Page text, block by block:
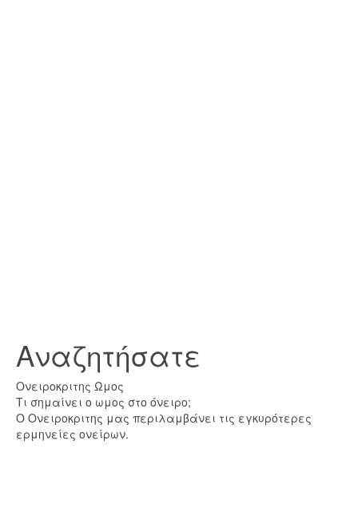
Αναζητήσατε
Ονειροκριτης Ωμος
Τι σημαίνει ο ωμος στο όνειρο;
Ο Ονειροκριτης μας περιλαμβάνει τις εγκυρότερες
ερμηνείες ονείρων.